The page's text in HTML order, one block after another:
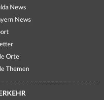
News
News
Orte
Themen